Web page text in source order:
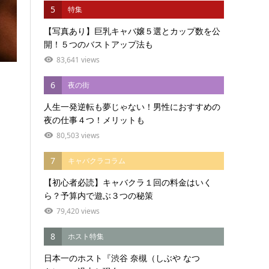
5 特集
【写真あり】巨乳キャバ嬢５選とカップ数を公
開！５つのバストアップ法も
83,641 views
6 夜の街
人生一発逆転も夢じゃない！男性におすすめの
夜の仕事４つ！メリットも
80,503 views
7 キャバクラコラム
【初心者必読】キャバクラ１回の料金はいく
ら？予算内で遊ぶ３つの秘策
79,420 views
8 ホスト特集
日本一のホスト『渋谷 奈槻（しぶや なつ